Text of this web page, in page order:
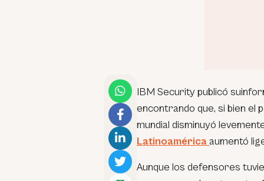
IBM Security publicó
encontrando que, si bien el
mundial disminuyó
Latinoamérica aumentó
Aunque los defensores